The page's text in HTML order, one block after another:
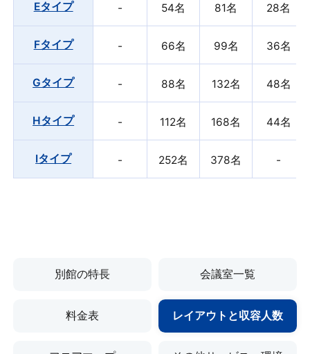
バーチャル内覧
詳細を見る
- -
料金表ダウンロード
Eタイプ - 54名 81名 28名
Fタイプ - 66名 99名 36名
Gタイプ - 88名 132名 48名
Hタイプ - 112名 168名 44名
Iタイプ - 252名 378名 -
※平日料金です。
※平日料金です。
別館の特長 会議室一覧
料金表 レイアウトと収容人数